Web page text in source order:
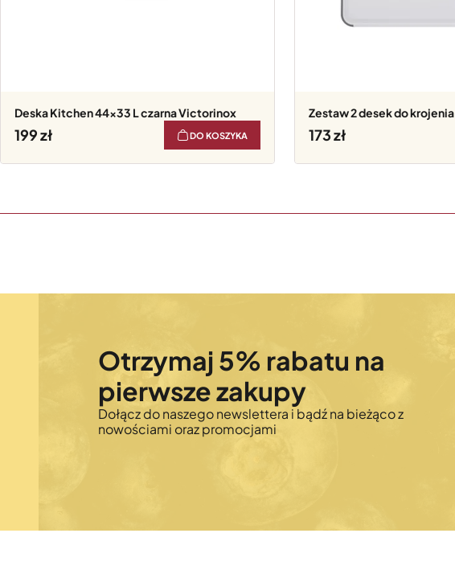
Deska Kitchen 44x33 L czarna Victorinox
199 DO KOSZYKA
Zestaw 2 desek do krojenia
173
Otrzymaj 5% rabatu na
pierwsze zakupy
Dołącz do naszego newslettera i bądź na bieżąco z
nowościami oraz promocjami